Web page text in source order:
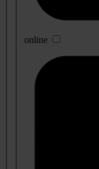
online